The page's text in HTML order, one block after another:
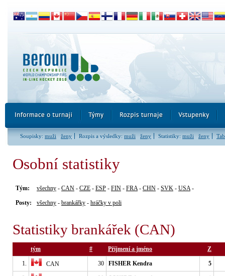
Soupisky: muži ženy Rozpis a výsledky: muži ženy Statistiky: muži ženy
Osobní statistiky
Tým: všechny - CAN - CZE - ESP - FIN - FRA- CHN - SVK - USA-
Posty: všechny - brankářky - hráčky v poli
Statistiky brankářek (CAN)
tým # Příjmení a jméno Z
1. CAN 30 FISHER Kendra 5